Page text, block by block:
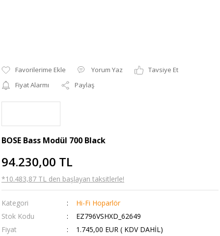
Yorum Yaz
Tavsiye Et
Fiyat Alarmı
Paylaş
BOSE Bass Modül 700 Black
94.230,00 TL
*10.483,87 TL den başlayan taksitlerle!
Kategori
Hi-Fi Hoparlör
Stok Kodu
EZ796VSHXD_62649
Fiyat
1.745,00 EUR ( KDV DAHİL)